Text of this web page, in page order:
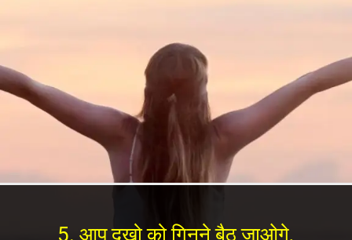
5. आप दुखो को गिनने बैठ जाओगे,